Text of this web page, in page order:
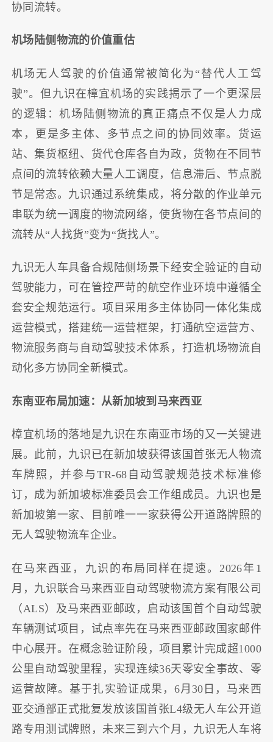
协同流转。
机场陆侧物流的价值重估
机场无人驾驶的价值通常被简化为“替代人工驾
驶”。但九识在樟宜机场的实践揭示了一个更深层
的逻辑：机场陆侧物流的真正痛点不仅是人力成
本，更是多主体、多节点之间的协同效率。货运
站、集货枢纽、货代仓库各自为政，货物在不同节
点间的流转依赖大量人工调度，信息滞后、节点脱
节是常态。九识通过系统集成，将分散的作业单元
串联为统一调度的物流网络，使货物在各节点间的
流转从“人找货”变为“货找人”。
九识无人车具备合规陆侧场景下经安全验证的自动
驾驶能力，可在管控严苛的航空作业环境中遵循全
套安全规范运行。项目采用多主体协同一体化集成
运营模式，搭建统一运营框架，打通航空运营方、
物流服务商与自动驾驶技术体系，打造机场物流自
动化多方协同全新模式。
东南亚布局加速：从新加坡到马来西亚
樟宜机场的落地是九识在东南亚市场的又一关键进
展。此前，九识已在新加坡获得该国首张无人物流
车牌照，并参与TR-68自动驾驶规范技术标准修
订，成为新加坡标准委员会工作组成员。九识也是
新加坡第一家、目前唯一一家获得公开道路牌照的
无人驾驶物流车企业。
在马来西亚，九识的布局同样在提速。2026年1
月，九识联合马来西亚自动驾驶物流方案有限公司
（ALS）及马来西亚邮政，启动该国首个自动驾驶
车辆测试项目，试点率先在马来西亚邮政国家邮件
中心展开。在概念验证阶段，项目累计完成超1000
公里自动驾驶里程，实现连续36天零安全事故、零
运营故障。基于扎实验证成果，6月30日，马来西
亚交通部正式批复发放该国首张L4级无人车公开道
路专用测试牌照，未来三到六个月，九识无人车将